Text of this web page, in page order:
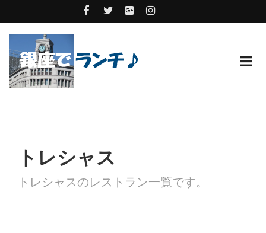
トレシャス
トレシャスのレストラン一覧です。